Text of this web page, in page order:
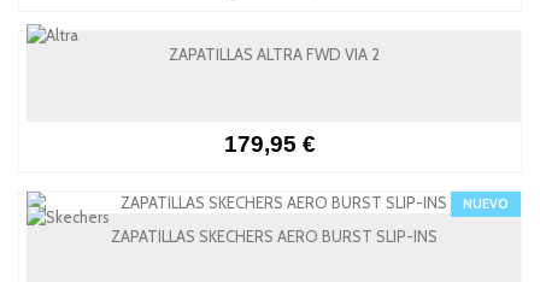
ZAPATILLAS ALTRA FWD VIA 2
179,95 €
ZAPATILLAS SKECHERS AERO BURST SLIP-INS
NUEVO